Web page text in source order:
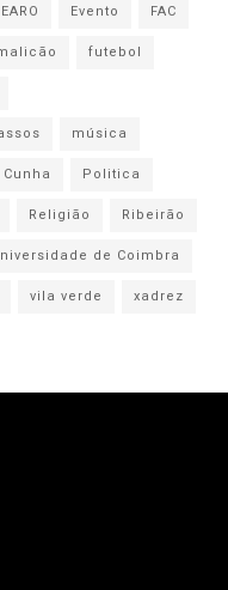
EARO Evento
FAC
futebol
música
Politica
Religião
Ribeirão
de Coimbra
vila verde xadrez